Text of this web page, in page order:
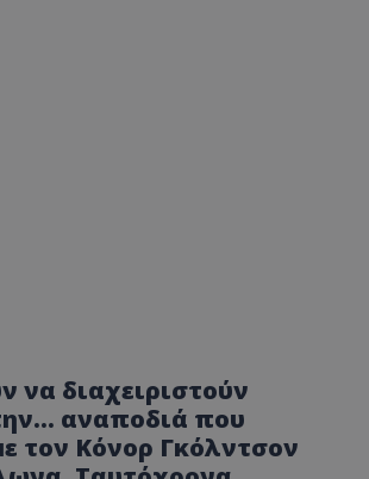
να διαχειριστούν
αναποδιά που
τον Κόνορ Γκόλντσον